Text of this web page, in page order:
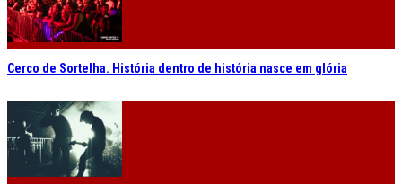
Cerco de Sortelha. História dentro de história nasce em glória